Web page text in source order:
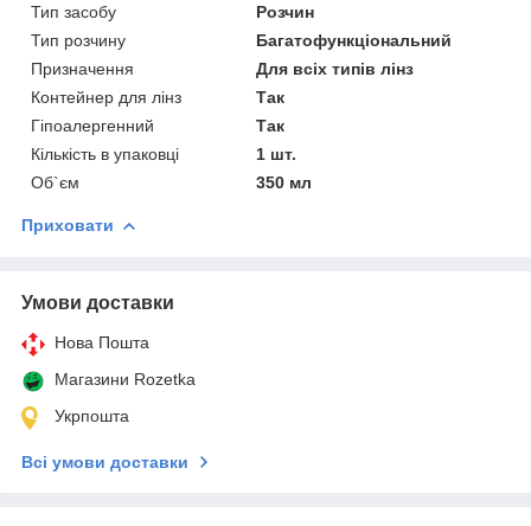
Тип засобу
Розчин
Тип розчину
Багатофункціональний
Призначення
Для всіх типів лінз
Контейнер для лінз
Так
Гіпоалергенний
Так
Кількість в упаковці
1 шт.
Об`єм
350 мл
Приховати
Умови доставки
Нова Пошта
Магазини Rozetka
Укрпошта
Всі умови доставки